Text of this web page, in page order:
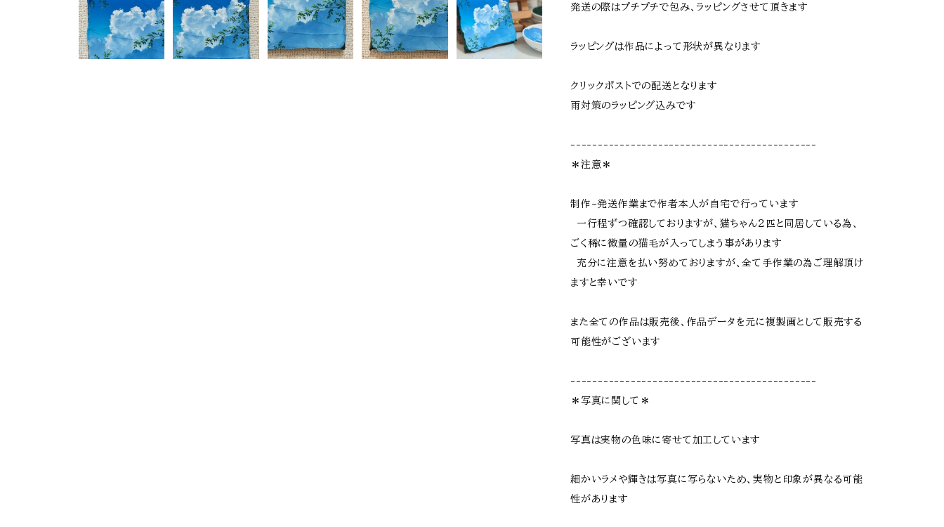
発送の際はプチプチで包み、ラッピングさせて頂きます
ラッピングは作品によって形状が異なります
クリックポストでの配送となります
雨対策のラッピング込みです
---------------------------------------------
＊注意＊
制作~発送作業まで作者本人が自宅で行っています
一行程ずつ確認しておりますが、猫ちゃん２匹と同居している為、
ごく稀に微量の猫毛が入ってしまう事があります
充分に注意を払い努めておりますが、全て手作業の為ご理解頂け
ますと幸いです
また全ての作品は販売後、作品データを元に複製画として販売する
可能性がございます
---------------------------------------------
＊写真に関して＊
写真は実物の色味に寄せて加工しています
細かいラメや輝きは写真に写らないため、実物と印象が異なる可能
性があります